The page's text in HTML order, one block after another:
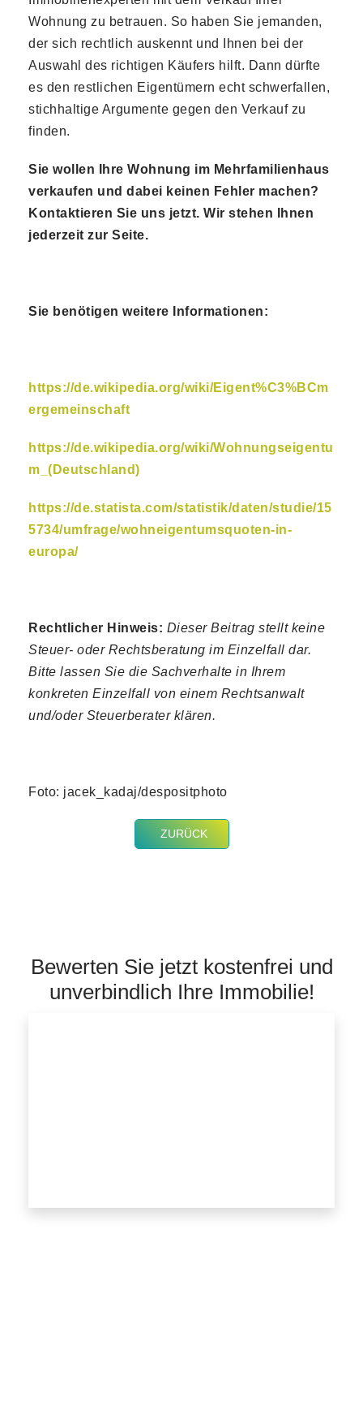
Wohnung zu betrauen. So haben Sie jemanden,
der sich rechtlich auskennt und Ihnen bei der
Auswahl des richtigen Käufers hilft. Dann dürfte
es den restlichen Eigentümern echt schwerfallen,
stichhaltige Argumente gegen den Verkauf zu
finden.
Sie wollen Ihre Wohnung im Mehrfamilienhaus
verkaufen und dabei keinen Fehler machen?
Kontaktieren Sie uns jetzt. Wir stehen Ihnen
jederzeit zur Seite.
Sie benötigen weitere Informationen:
https://de.wikipedia.org/wiki/Eigent%C3%BCm
ergemeinschaft
https://de.wikipedia.org/wiki/Wohnungseigentu
m_(Deutschland)
https://de.statista.com/statistik/daten/studie/15
5734/umfrage/wohneigentumsquoten-in-
europa/
Rechtlicher Hinweis: Dieser Beitrag stellt keine
Steuer- oder Rechtsberatung im Einzelfall dar.
Bitte lassen Sie die Sachverhalte in Ihrem
konkreten Einzelfall von einem Rechtsanwalt
und/oder Steuerberater klären.
Foto: jacek_kadaj/despositphoto
ZURÜCK
Bewerten Sie jetzt kostenfrei und
unverbindlich Ihre Immobilie!